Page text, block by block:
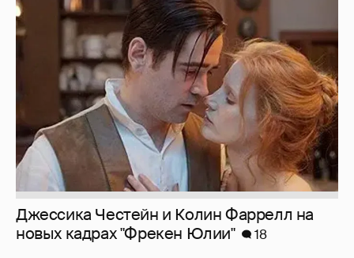
Джессика Честейн и Колин Фаррелл на
новых кадрах "Фрекен Юлии"
18